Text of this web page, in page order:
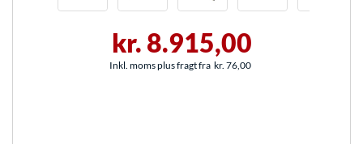
kr. 8.915,00
Inkl. moms plus fragt fra kr. 76,00